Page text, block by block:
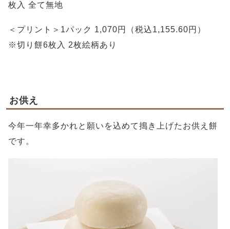
枚入 全て無地
＜プリント＞1パック 1,070円（税込1,155.60円）
※切り餅6枚入 2枚絵柄あり
お供え
今年一年幸多かれと願いを込めて搗き上げたお供え餅
です。